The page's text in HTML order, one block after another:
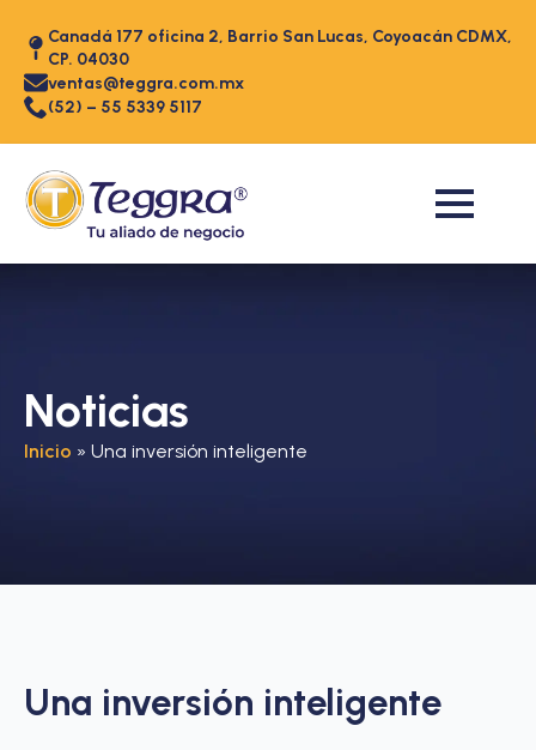
Canadá 177 oficina 2, Barrio San Lucas, Coyoacán CDMX,
CP. 04030
ventas@teggra.com.mx
(52) – 55 5339 5117
Noticias
Inicio » Una inversión inteligente
Una inversión inteligente